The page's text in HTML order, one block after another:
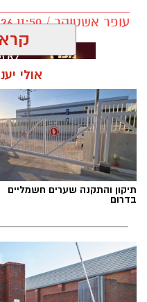
עופר אשטוקר / 11:50 05.08.26
תגים:דניס וליאולין
אולי
תיקון והתקנה שערים חשמליים
בדרום